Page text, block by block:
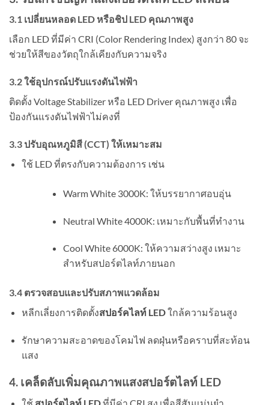
3.1 เปลี่ยนหลอด LED หรือชิป LED คุณภาพสูง
เลือก LED ที่มีค่า CRI (Color Rendering Index) สูงกว่า 80 จะ
ช่วยให้สีของวัตถุใกล้เคียงกับความจริง
3.2 ใช้อุปกรณ์ปรับแรงดันไฟฟ้า
ติดตั้ง Voltage Stabilizer หรือ LED Driver คุณภาพสูง เพื่อ
ป้องกันแรงดันไฟฟ้าไม่คงที่
3.3 ปรับอุณหภูมิสี (CCT) ให้เหมาะสม
ใช้ LED ที่ตรงกับความต้องการ เช่น
Warm White 3000K: ให้บรรยากาศอบอุ่น
Neutral White 4000K: เหมาะกับพื้นที่ทำงาน
Cool White 6000K: ให้ความสว่างสูง เหมาะ
สำหรับสปอร์ตไลท์ภายนอก
3.4 ตรวจสอบและปรับสภาพแวดล้อม
หลีกเลี่ยงการติดตั้งสปอร์คไลท์ LEDใกล้ความร้อนสูง
รักษาความสะอาดของโคมไฟ ลดฝุ่นหรือคราบที่สะท้อน
แสง
4. เคล็ดลับเพิ่มคุณภาพแสงสปอร์ตไลท์ LED
ใช้ สปอร์ตไลท์ LEDที่มีค่า CRI สูง เพื่อสีสันแม่นยำ